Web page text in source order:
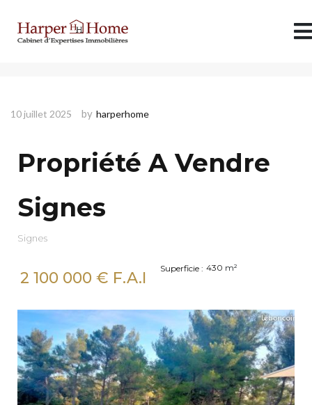
Propriété A Vendre Signes
10 juillet 2025 by harperhome
Propriété A Vendre
Signes
Signes
2 100 000 € F.A.I
Superficie : 430 m²